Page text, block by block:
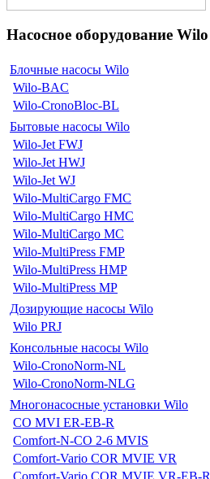
Насосное оборудование Wilo
Блочные насосы Wilo
Wilo-BAC
Wilo-CronoBloc-BL
Бытовые насосы Wilo
Wilo-Jet FWJ
Wilo-Jet HWJ
Wilo-Jet WJ
Wilo-MultiCargo FMC
Wilo-MultiCargo HMC
Wilo-MultiCargo MC
Wilo-MultiPress FMP
Wilo-MultiPress HMP
Wilo-MultiPress MP
Дозирующие насосы Wilo
Wilo PRJ
Консольные насосы Wilo
Wilo-CronoNorm-NL
Wilo-CronoNorm-NLG
Многонасосные установки Wilo
CO MVI ER-EB-R
Comfort-N-CO 2-6 MVIS
Comfort-Vario COR MVIE VR
Comfort-Vario COR MVIE VR-EB-R